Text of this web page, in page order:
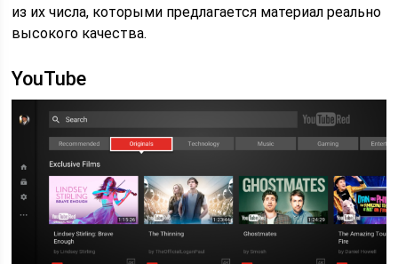
из их числа, которыми предлагается материал реально
высокого качества.
YouTube